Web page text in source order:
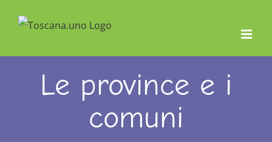
Le province e i
comuni